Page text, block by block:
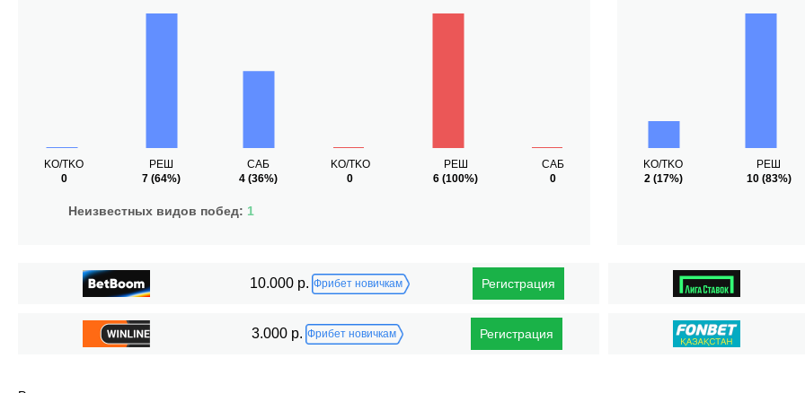
KO/TKO
0
РЕШ
7 (64%)
САБ
4 (36%)
Неизвестных видов побед: 1
KO/TKO
0
РЕШ
6 (100%)
САБ
0
KO/TKO
2(17%)
РЕШ
10(83%)
10.000 р. Фрибет новичкам Регистрация
3.000 р. Фрибет новичкам Регистрация